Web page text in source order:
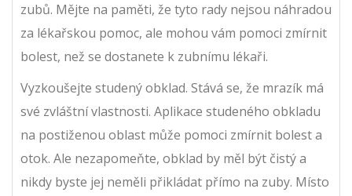
zubů. Mějte na paměti, že tyto rady nejsou náhradou
za lékařskou pomoc, ale mohou vám pomoci zmírnit
bolest, než se dostanete k zubnímu lékaři.
Vyzkoušejte studený obklad. Stává se, že mrazík má
své zvláštní vlastnosti. Aplikace studeného obkladu
na postiženou oblast může pomoci zmírnit bolest a
otok. Ale nezapomeňte, obklad by měl být čistý a
nikdy byste jej neměli přikládat přímo na zuby. Místo